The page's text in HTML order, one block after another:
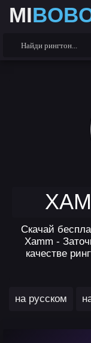
MI
Скачай
Xamm -
качестве
на русском